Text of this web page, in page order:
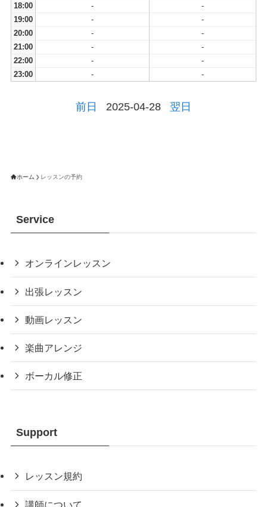
18:00
-
-
19:00
-
-
20:00
-
-
21:00
-
-
22:00
-
-
23:00
- -
前日 2025-04-28 翌日
ホーム レッスンの予約
Service
オンラインレッスン
出張レッスン
動画レッスン
楽曲アレンジ
ボーカル修正
Support
レッスン規約
講師について